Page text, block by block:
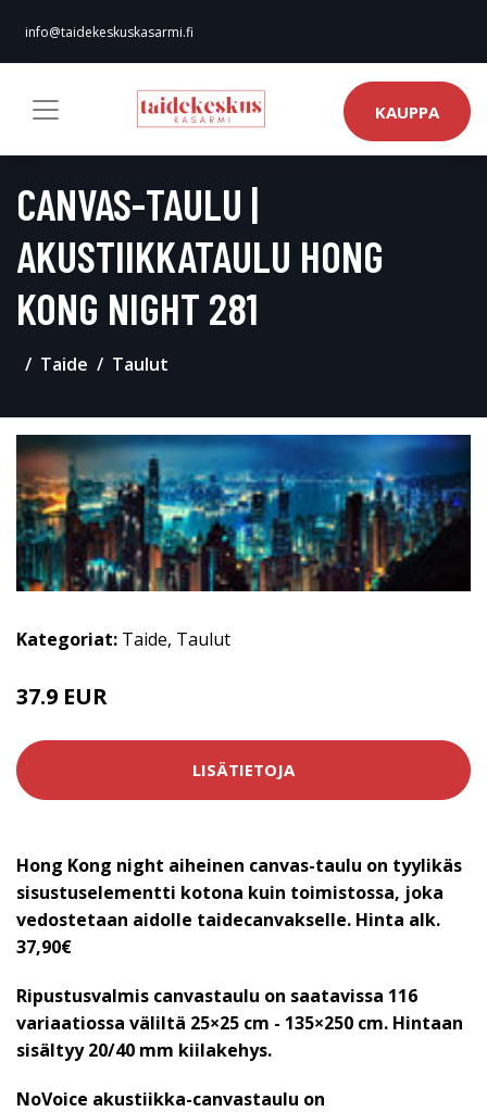
info@taidekeskuskasarmi.fi
KAUPPA
CANVAS-TAULU |
AKUSTIIKKATAULU HONG
KONG NIGHT 281
Taide Taulut
Kategoriat: Taide, Taulut
37.9 EUR
LISÄTIETOJA
Hong Kong night aiheinen canvas-taulu on tyylikäs
sisustuselementti kotona kuin toimistossa, joka
vedostetaan aidolle taidecanvakselle. Hinta alk.
37,90€
Ripustusvalmis canvastaulu on saatavissa 116
variaatiossa väliltä 25×25 cm - 135×250 cm. Hintaan
sisältyy 20/40 mm kiilakehys.
NoVoice akustiikka-canvastaulu on